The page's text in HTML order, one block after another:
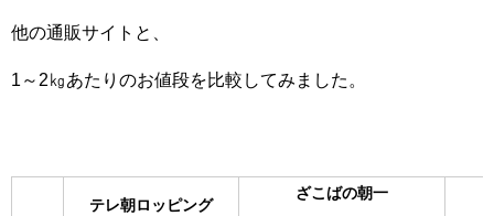
他の通販サイトと、
1～2㎏あたりのお値段を比較してみました。
テレ朝ロッピング
ざこばの朝一